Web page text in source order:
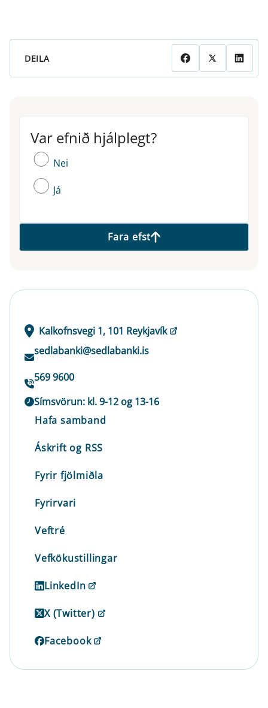
DEILA
Var efnið hjálplegt?
Var efnið hjálplegt?
Nei
Já
Fara efst
Kalkofnsvegi 1, 101 Reykjavík
sedlabanki@sedlabanki.is
569 9600
Símsvörun: kl. 9-12 og 13-16
Hafa samband
Áskrift og RSS
Fyrir fjölmiðla
Fyrirvari
Veftré
Vefkökustillingar
LinkedIn
X (Twitter)
Facebook